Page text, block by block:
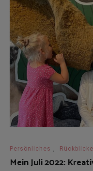
Persönliches , Rückblicke
Mein Juli 2022: